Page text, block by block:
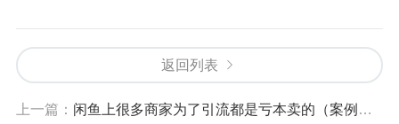
返回列表
上一篇： 闲鱼上很多商家为了引流都是亏本卖的（案例分析）